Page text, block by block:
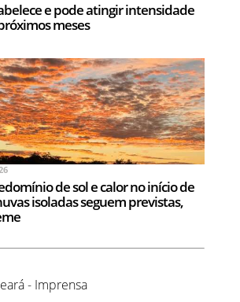
e pode atingir intensidade
meses
de sol e calor no início de
isoladas seguem previstas,
- Imprensa